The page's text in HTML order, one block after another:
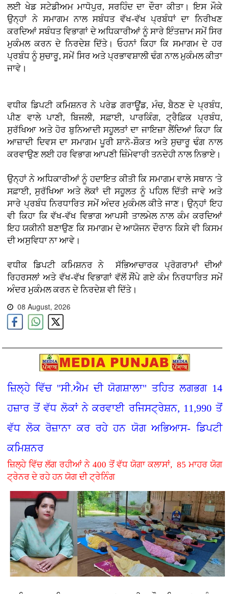
ਲਈ ਖੇਡ ਸਟੇਡੀਅਮ ਮਾਧੋਪੁਰ, ਸਰਹਿੰਦ ਦਾ ਦੌਰਾ ਕੀਤਾ। ਇਸ ਮੌਕੇ
ਉਨ੍ਹਾਂ ਨੇ ਸਮਾਗਮ ਨਾਲ ਸਬੰਧਤ ਵੱਖ-ਵੱਖ ਪ੍ਰਬੰਧਾਂ ਦਾ ਨਿਰੀਖਣ
ਕਰਦਿਆਂ ਸਬੰਧਤ ਵਿਭਾਗਾਂ ਦੇ ਅਧਿਕਾਰੀਆਂ ਨੂੰ ਸਾਰੇ ਇੰਤਜ਼ਾਮ ਸਮੇਂ ਸਿਰ
ਮੁਕੰਮਲ ਕਰਨ ਦੇ ਨਿਰਦੇਸ਼ ਦਿੱਤੇ। ਓਹਨਾਂ ਕਿਹਾ ਕਿ ਸਮਾਗਮ ਦੇ ਹਰ
ਪ੍ਰਬੰਧ ਨੂੰ ਸੁਚਾਰੂ, ਸਮੇਂ ਸਿਰ ਅਤੇ ਪ੍ਰਭਾਵਸ਼ਾਲੀ ਢੰਗ ਨਾਲ ਮੁਕੰਮਲ ਕੀਤਾ
ਜਾਵੇ।
ਵਧੀਕ ਡਿਪਟੀ ਕਮਿਸ਼ਨਰ ਨੇ ਪਰੇਡ ਗਰਾਊਂਡ, ਮੰਚ, ਬੈਠਣ ਦੇ ਪ੍ਰਬੰਧ,
ਪੀਣ ਵਾਲੇ ਪਾਣੀ, ਬਿਜਲੀ, ਸਫ਼ਾਈ, ਪਾਰਕਿੰਗ, ਟ੍ਰੈਫ਼ਿਕ ਪ੍ਰਬੰਧ,
ਸੁਰੱਖਿਆ ਅਤੇ ਹੋਰ ਬੁਨਿਆਦੀ ਸਹੂਲਤਾਂ ਦਾ ਜਾਇਜ਼ਾ ਲੈਂਦਿਆਂ ਕਿਹਾ ਕਿ
ਆਜ਼ਾਦੀ ਦਿਵਸ ਦਾ ਸਮਾਗਮ ਪੂਰੀ ਸ਼ਾਨੋ-ਸ਼ੌਕਤ ਅਤੇ ਸੁਚਾਰੂ ਢੰਗ ਨਾਲ
ਕਰਵਾਉਣ ਲਈ ਹਰ ਵਿਭਾਗ ਆਪਣੀ ਜ਼ਿੰਮੇਵਾਰੀ ਤਨਦੇਹੀ ਨਾਲ ਨਿਭਾਏ।
ਉਨ੍ਹਾਂ ਨੇ ਅਧਿਕਾਰੀਆਂ ਨੂੰ ਹਦਾਇਤ ਕੀਤੀ ਕਿ ਸਮਾਗਮ ਵਾਲੇ ਸਥਾਨ 'ਤੇ
ਸਫ਼ਾਈ, ਸੁਰੱਖਿਆ ਅਤੇ ਲੋਕਾਂ ਦੀ ਸਹੂਲਤ ਨੂੰ ਪਹਿਲ ਦਿੱਤੀ ਜਾਵੇ ਅਤੇ
ਸਾਰੇ ਪ੍ਰਬੰਧ ਨਿਰਧਾਰਿਤ ਸਮੇਂ ਅੰਦਰ ਮੁਕੰਮਲ ਕੀਤੇ ਜਾਣ। ਉਨ੍ਹਾਂ ਇਹ
ਵੀ ਕਿਹਾ ਕਿ ਵੱਖ-ਵੱਖ ਵਿਭਾਗ ਆਪਸੀ ਤਾਲਮੇਲ ਨਾਲ ਕੰਮ ਕਰਦਿਆਂ
ਇਹ ਯਕੀਨੀ ਬਣਾਉਣ ਕਿ ਸਮਾਗਮ ਦੇ ਆਯੋਜਨ ਦੌਰਾਨ ਕਿਸੇ ਵੀ ਕਿਸਮ
ਦੀ ਅਸੁਵਿਧਾ ਨਾ ਆਵੇ।
ਵਧੀਕ ਡਿਪਟੀ ਕਮਿਸ਼ਨਰ ਨੇ ਸੱਭਿਆਚਾਰਕ ਪ੍ਰੋਗਰਾਮਾਂ ਦੀਆਂ
ਰਿਹਰਸਲਾਂ ਅਤੇ ਵੱਖ-ਵੱਖ ਵਿਭਾਗਾਂ ਵੱਲੋਂ ਸੌਂਪੇ ਗਏ ਕੰਮ ਨਿਰਧਾਰਿਤ ਸਮੇਂ
ਅੰਦਰ ਮੁਕੰਮਲ ਕਰਨ ਦੇ ਨਿਰਦੇਸ਼ ਵੀ ਦਿੱਤੇ।
08 August, 2026
ਜ਼ਿਲ੍ਹੇ ਵਿੱਚ "ਸੀ.ਐਮ ਦੀ ਯੋਗਸ਼ਾਲਾ" ਤਹਿਤ ਲਗਭਗ 14
ਹਜ਼ਾਰ ਤੋਂ ਵੱਧ ਲੋਕਾਂ ਨੇ ਕਰਵਾਈ ਰਜਿਸਟ੍ਰੇਸ਼ਨ, 11,990 ਤੋਂ
ਵੱਧ ਲੋਕ ਰੋਜ਼ਾਨਾ ਕਰ ਰਹੇ ਹਨ ਯੋਗ ਅਭਿਆਸ- ਡਿਪਟੀ
ਕਮਿਸ਼ਨਰ
ਜ਼ਿਲ੍ਹੇ ਵਿੱਚ ਲੱਗ ਰਹੀਆਂ ਨੇ 400 ਤੋਂ ਵੱਧ ਯੋਗਾ ਕਲਾਸਾਂ, 85 ਮਾਹਰ ਯੋਗ
ਟ੍ਰੇਨਰ ਦੇ ਰਹੇ ਹਨ ਯੋਗ ਦੀ ਟ੍ਰੇਨਿੰਗ